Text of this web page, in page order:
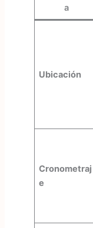
a
Ubicación
Cronometraj
e